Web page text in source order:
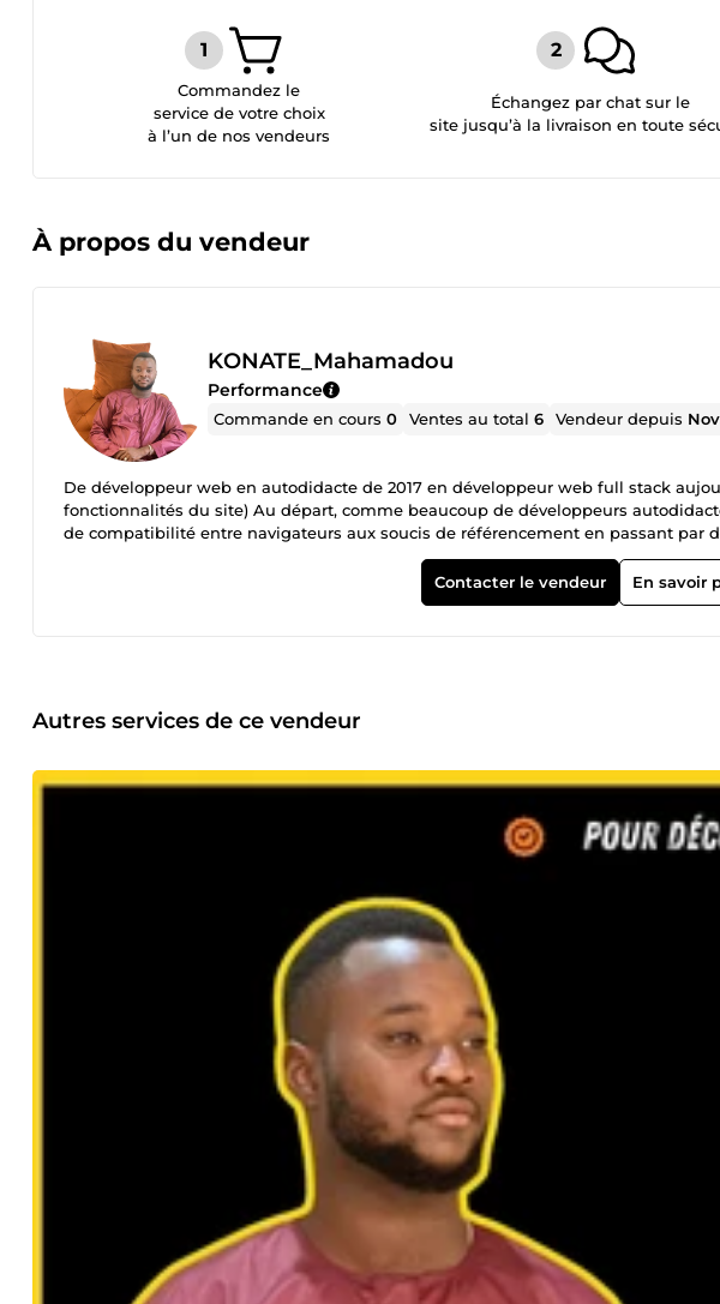
Commandez le
service de votre choix
à l’un de nos vendeurs
Échangez par chat sur le
site jusqu’à la livraison en toute
À propos du vendeur
KONATE_Mahamadou
Performance
Commande en cours0 Ventes au total6 Vendeur depuis
De développeur web en autodidacte de 2017 en développeur web full stack
fonctionnalités du site) Au départ, comme beaucoup de développeurs
de compatibilité entre navigateurs aux soucis de référencement en passant par
d’images de fichiers lourdes, des sites non professionnels à sentir dès le
justement grâce à ces échecs que j'ai pu affiner mes compétences et
mets mon expérience au service de vos projets pour vous garantir des sites
Contactez-moi pour une estimation gratuite !
Contacter le vendeur En savoir
Autres services de ce vendeur